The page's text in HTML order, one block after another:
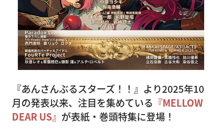
『あんさんぶるスターズ！！』より2025年10
月の発表以来、注目を集めている 『MELLOW
DEAR US』 が表紙・巻頭特集に登場！